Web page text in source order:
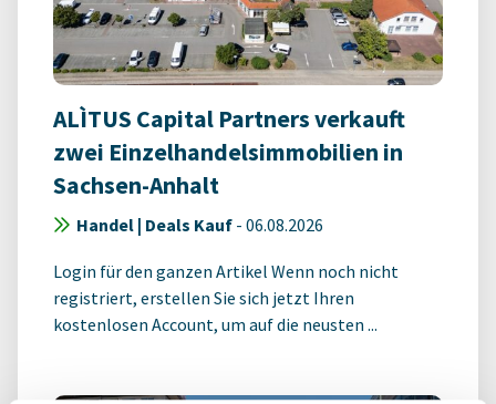
ALÌTUS Capital Partners verkauft
zwei Einzelhandelsimmobilien in
Sachsen-Anhalt
Handel | Deals Kauf - 06.08.2026
Login für den ganzen Artikel Wenn noch nicht
registriert, erstellen Sie sich jetzt Ihren
kostenlosen Account, um auf die neusten ...